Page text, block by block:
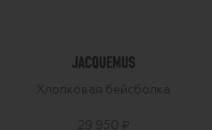
Хлопковая бейсболка
29 950 ₽